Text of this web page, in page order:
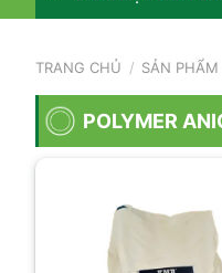
TRANG CHỦ / SẢN PHẨM
POLYMER